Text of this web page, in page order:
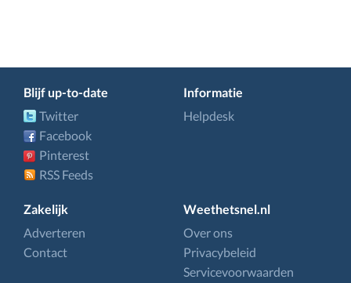
Blijf up-to-date
Twitter
Facebook
Pinterest
RSS Feeds
Informatie
Helpdesk
Zakelijk
Adverteren
Contact
Weethetsnel.nl
Over ons
Privacybeleid
Servicevoorwaarden